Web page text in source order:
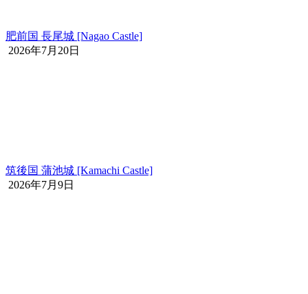
肥前国 長尾城 [Nagao Castle]
2026年7月20日
筑後国 蒲池城 [Kamachi Castle]
2026年7月9日